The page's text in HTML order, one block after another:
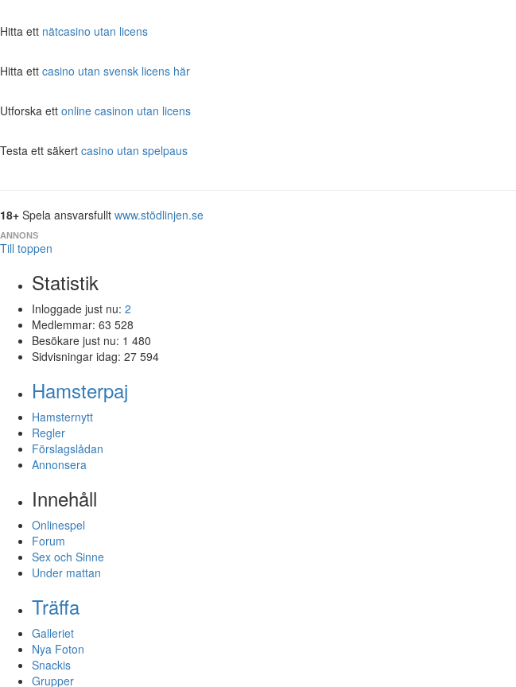
Hitta ett nätcasino utan licens
Hitta ett casino utan svensk licens här
Utforska ett online casinon utan licens
Testa ett säkert casino utan spelpaus
18+ Spela ansvarsfullt www.stödlinjen.se
ANNONS
Till toppen
Statistik
Inloggade just nu: 2
Medlemmar: 63 528
Besökare just nu: 1 480
Sidvisningar idag: 27 594
Hamsterpaj
Hamsternytt
Regler
Förslagslådan
Annonsera
Innehåll
Onlinespel
Forum
Sex och Sinne
Under mattan
Träffa
Galleriet
Nya Foton
Snackis
Grupper